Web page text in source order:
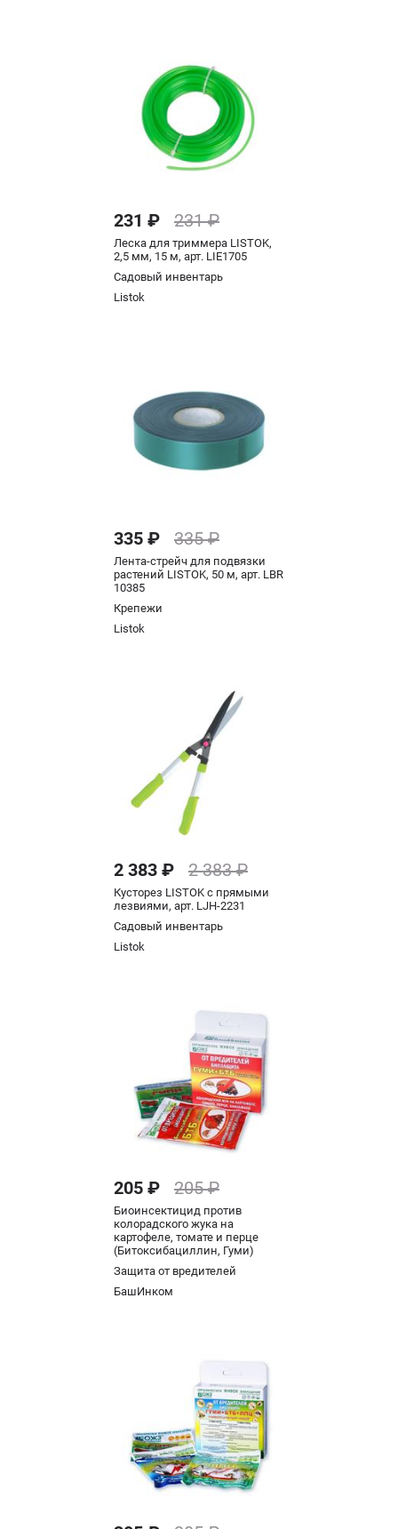
231 ₽ 231 ₽
Леска для триммера LISTOK,
2,5 мм, 15 м, арт. LIE1705
Садовый инвентарь
Listok
335 ₽ 335 ₽
Лента-стрейч для подвязки
растений LISTOK, 50 м, арт. LBR
10385
Крепежи
Listok
2 383 ₽ 2 383 ₽
Кусторез LISTOK с прямыми
лезвиями, арт. LJH-2231
Садовый инвентарь
Listok
205 ₽ 205 ₽
Биоинсектицид против
колорадского жука на
картофеле, томате и перце
(Битоксибациллин, Гуми)
Защита от вредителей
БашИнком